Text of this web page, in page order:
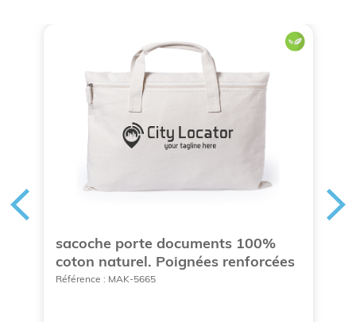
sacoche porte documents 100%
coton naturel. Poignées renforcées
Référence : MAK-5665